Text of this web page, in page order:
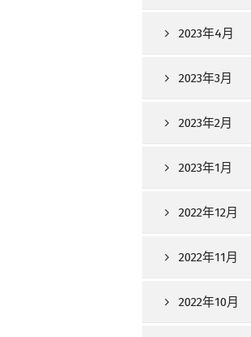
2023年4月
2023年3月
2023年2月
2023年1月
2022年12月
2022年11月
2022年10月